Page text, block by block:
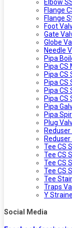
Elbow
Flange
Flange
Foot
Gate
Globe
Needle
Pipa
Pipa CS
Pipa CS
Pipa CS
Pipa CS
Pipa CS
Pipa
Pipa
Plug
Reduser
Tee CS
Tee CS
Tee CS
Tee CS
Tee
Traps
Y
Social Media